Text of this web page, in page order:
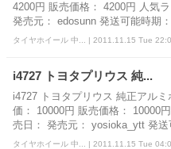
4200円 販売価格： 4200円 人気
発売元： edosunn 発送可能時期
タイヤホイール 中... | 2011.11.15 Tue
i4727 トヨタプリウス 純...
i4727 トヨタプリウス 純正アル
価： 10000円 販売価格： 10000
売日： 発売元： yosioka_ytt 発送
タイヤホイール 中... | 2011.11.15 Tue